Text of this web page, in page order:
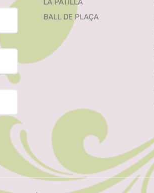
LA PATILLA
BALL DE PLAÇA